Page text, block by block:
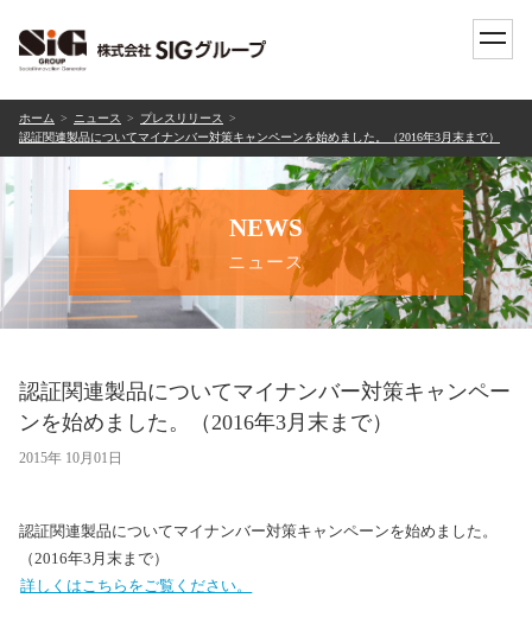
toggle
ホーム ニュース
プレスリリース
認証関連製品についてマイナンバー対策キャンペーンを始めました。（2016年3月末まで）
NEWS
ニュース
認証関連製品についてマイナンバー対策キャンペー
ンを始めました。（2016年3月末まで）
2015年 10月01日
認証関連製品についてマイナンバー対策キャンペーンを始めました。
（2016年3月末まで）
詳しくはこちらをご覧ください。